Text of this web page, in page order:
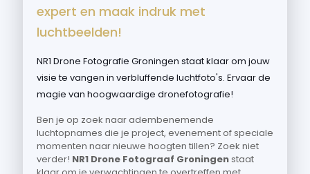
expert en maak indruk met
luchtbeelden!
NR1 Drone Fotografie Groningen staat klaar om jouw
visie te vangen in verbluffende luchtfoto's. Ervaar de
magie van hoogwaardige dronefotografie!
Ben je op zoek naar adembenemende
luchtopnames die je project, evenement of speciale
momenten naar nieuwe hoogten tillen? Zoek niet
verder! NR1 Drone Fotograaf Groningenstaat